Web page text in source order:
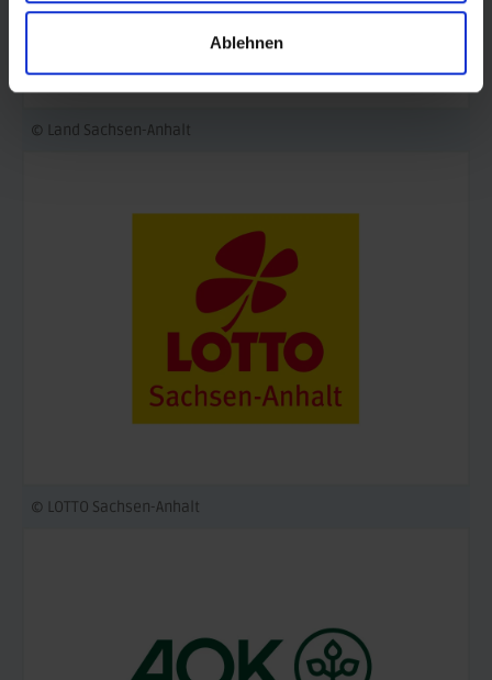
Ablehnen
© Land Sachsen-Anhalt
© LOTTO Sachsen-Anhalt